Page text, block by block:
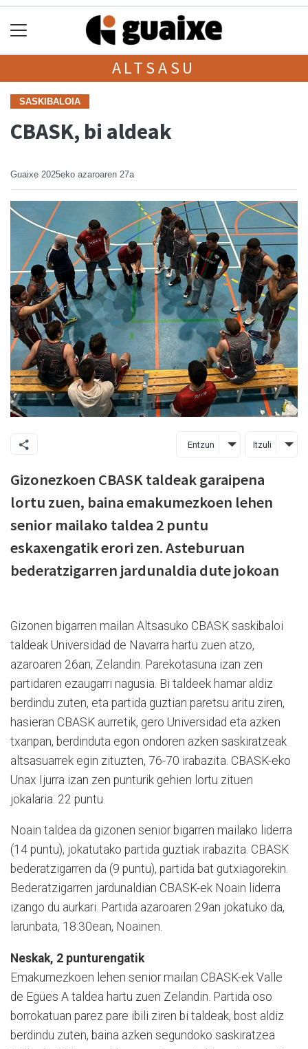
ALTSASU
SASKIBALOIA
CBASK, bi aldeak
Guaixe 2025eko azaroaren 27a
Entzun Itzuli
Gizonezkoen CBASK taldeak garaipena
lortu zuen, baina emakumezkoen lehen
senior mailako taldea 2 puntu
eskaxengatik erori zen. Asteburuan
bederatzigarren jardunaldia dute jokoan
Gizonen bigarren mailan Altsasuko CBASK saskibaloi
taldeak Universidad de Navarra hartu zuen atzo,
azaroaren 26an, Zelandin. Parekotasuna izan zen
partidaren ezaugarri nagusia. Bi taldeek hamar aldiz
berdindu zuten, eta partida guztian paretsu aritu ziren,
hasieran CBASK aurretik, gero Universidad eta azken
txanpan, berdinduta egon ondoren azken saskiratzeak
altsasuarrek egin zituzten, 76-70 irabazita. CBASK-eko
Unax Ijurra izan zen punturik gehien lortu zituen
jokalaria. 22 puntu.
Noain taldea da gizonen senior bigarren mailako liderra
(14 puntu), jokatutako partida guztiak irabazita. CBASK
bederatzigarren da (9 puntu), partida bat gutxiagorekin.
Bederatzigarren jardunaldian CBASK-ek Noain liderra
izango du aurkari. Partida azaroaren 29an jokatuko da,
larunbata, 18:30ean, Noainen.
Neskak, 2 punturengatik
Emakumezkoen lehen senior mailan CBASK-ek Valle
de Egües A taldea hartu zuen Zelandin. Partida oso
borrokatuan parez pare ibili ziren bi taldeak, bost aldiz
berdindu zuten, baina azken segundoko saskiratzea